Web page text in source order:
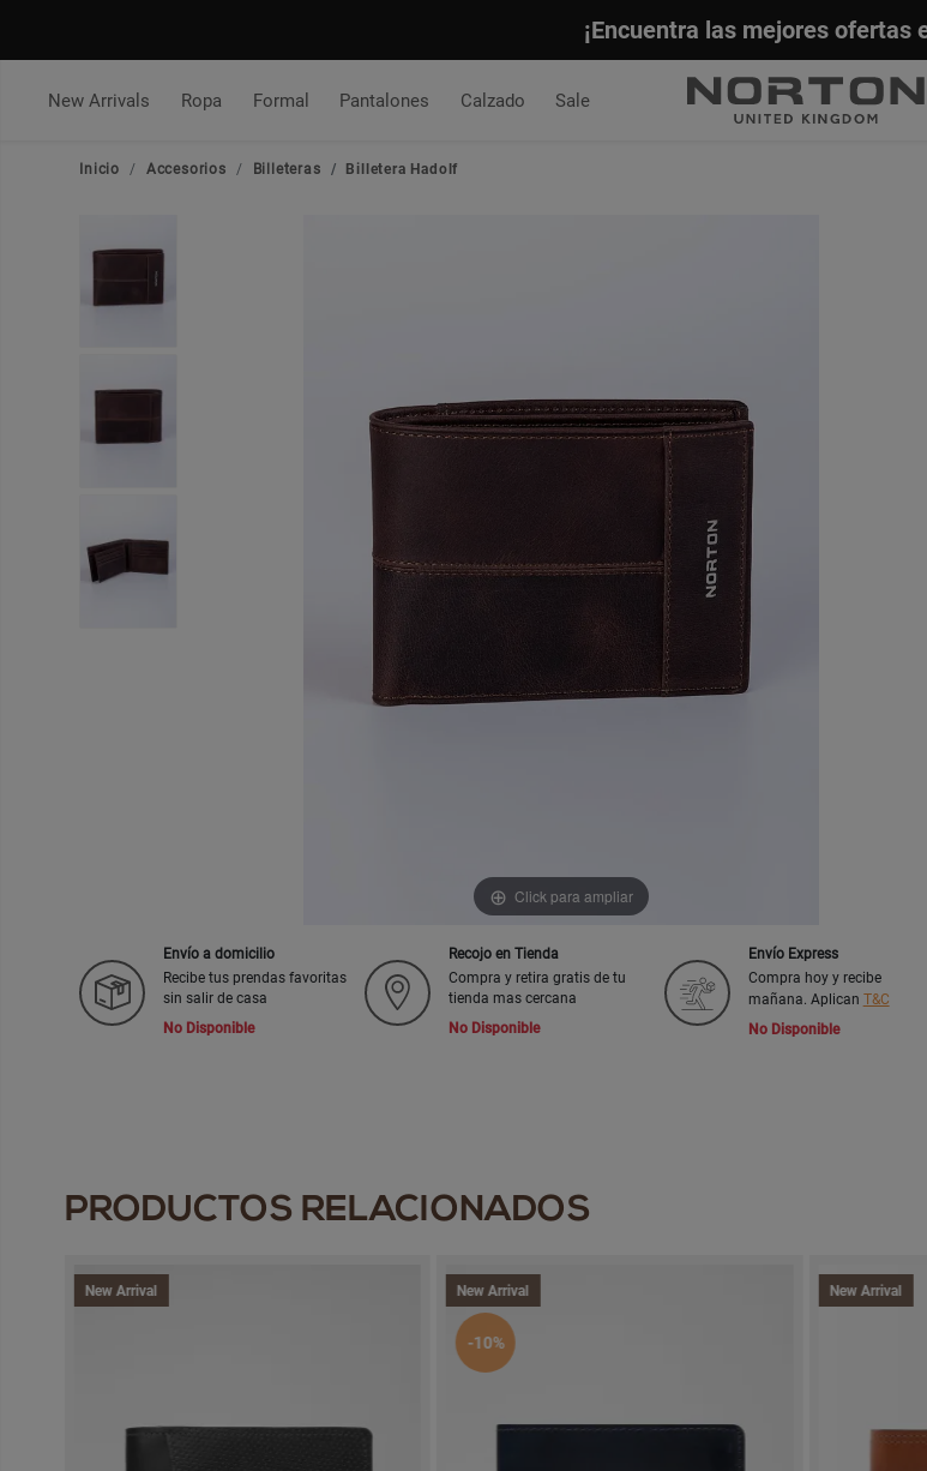
¡Encuentra las mejores ofertas
New Arrivals Ropa Formal Pantalones Calzado Sale
Inicio Accesorios Billeteras Billetera Hadolf
Click para ampliar
Envío a domicilio
Recibe tus prendas favoritas
sin salir de casa
No Disponible
Recojo en Tienda
Compra y retira gratis de tu
tienda mas cercana
No Disponible
Envío Express
Compra hoy y recibe
mañana. Aplican T&C
No Disponible
PRODUCTOS RELACIONADOS
New Arrival New Arrival
-10%
New Arrival